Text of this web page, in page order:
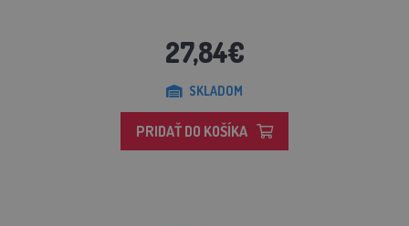
27,84€
SKLADOM
PRIDAŤ DO KOŠÍKA